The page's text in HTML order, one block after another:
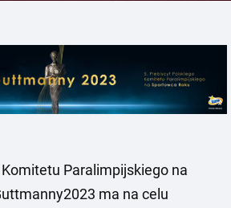
Paralimpijskiego na
ma na celu